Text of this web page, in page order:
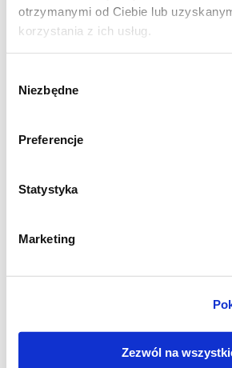
otrzymanymi od Ciebie lub
korzystania z ich usług.
zgody
Niezbędne
Preferencje
Statystyka
Marketing
Zezwól na
łyżką . Pod koniec dodajemy
Nakrywamy i zostawiamy do
Jabłka i rabarbar obieramy
Z wyrośniętego ciasta
placuszki wkładamy kawałek
.zaklejamy jak pączka.
zostawiamy do wyrośnięcia
Wkładamy do piekarnika